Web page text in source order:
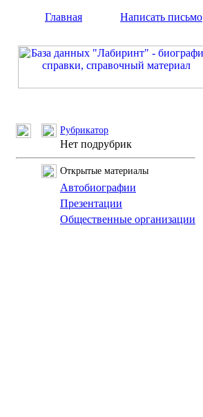
Главная Написать письмо
Рубрикатор
Нет подрубрик
Открытые материалы
Автобиографии
Презентации
Общественные организации